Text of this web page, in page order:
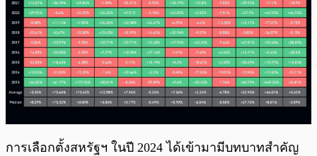
การเลือกตั้งสหรัฐฯ ในปี 2024 ได้เข้ามามีบทบาทสำคัญ